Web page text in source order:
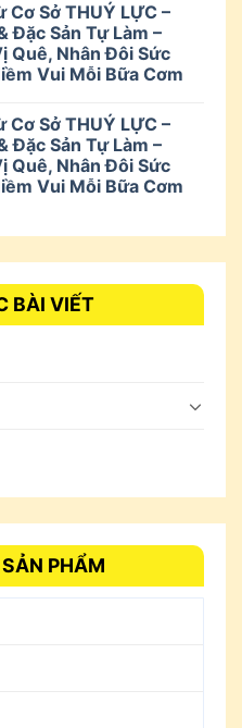
Cơ Sở THUÝ LỰC –
Đặc Sản Tự Làm –
Quê, Nhân Đôi Sức
Vui Mỗi Bữa Cơm
Cơ Sở THUÝ LỰC –
Đặc Sản Tự Làm –
Quê, Nhân Đôi Sức
Vui Mỗi Bữa Cơm
BÀI VIẾT
PHẨM